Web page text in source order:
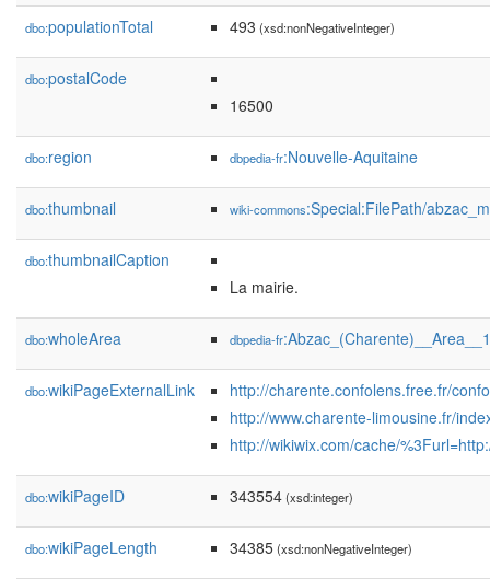
dbo:populationTotal 493 (xsd:nonNegativeInteger)
dbo:postalCode
16500
dbo:region dbpedia-fr:Nouvelle-Aquitaine
dbo:thumbnail wiki-commons:Special:FilePath/
dbo:thumbnailCaption
La mairie.
dbo:wholeArea dbpedia-fr:Abzac_(Charente)__Area__1
dbo:wikiPageExternalLink
http://charente.confolens.free.fr/
http://www.charente-limousine.fr/
http://wikiwix.com/cache/
dbo:wikiPageID 343554(xsd:integer)
dbo:wikiPageLength 34385(xsd:nonNegativeInteger)